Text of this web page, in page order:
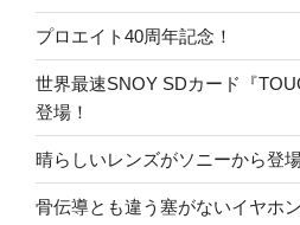
プロエイト40周年記念！
世界最速SNOY SDカード『
登場！
晴らしいレンズがソニーから登
骨伝導とも違う塞がないイヤホ